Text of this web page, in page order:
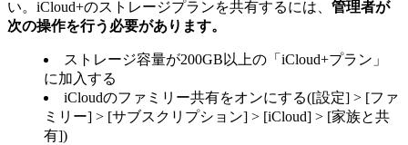
い。iCloud+のストレージプランを共有するには、 管理者が
次の操作を行う必要があります。
ストレージ容量が200GB以上の「iCloud+プラン」
に加入する
iCloudのファミリー共有をオンにする([設定] > [ファ
ミリー] > [サブスクリプション] > [iCloud] > [家族と共
有])